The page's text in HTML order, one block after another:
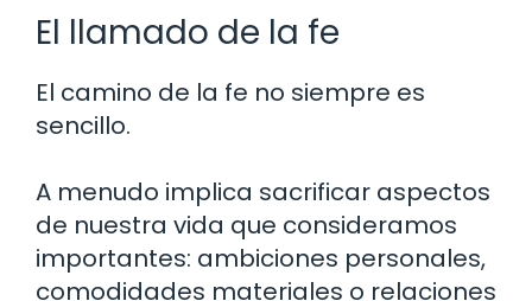
El llamado de la fe
El camino de la fe no siempre es
sencillo.
A menudo implica sacrificar aspectos
de nuestra vida que consideramos
importantes: ambiciones personales,
comodidades materiales o relaciones